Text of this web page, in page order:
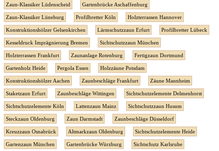
Zaun-Klassiker Lüdenscheid Gartenbrücke Aschaffenburg
Zaun-Klassiker Lüneburg Profilbretter Köln Holzterrassen Hannover
Konstruktionshölzer Gelsenkirchen Lärmschutzzaun Erfurt Profilbretter Lübeck
Kesseldruck Imprägnierung Bremen Sichtschutzzaun München
Holzterrassen Frankfurt Zaunanlage Rotenburg Fertigzaun Dortmund
Gartenholz Heide Pergola Essen Holzzäune Potsdam
Konstruktionshölzer Aachen Zaunbeschläge Frankfurt Zäune Mannheim
Staketzaun Erfurt Zaunbeschläge Wittingen Sichtschutzelemente Delmenhorst
Sichtschutzelemente Köln Lattenzaun Mainz Sichtschutzzaun Husum
Steckzaun Oldenburg Zaun Darmstadt Zaunbeschläge Düsseldorf
Kreuzzaun Osnabrück Altmarkzaun Oldenburg Sichtschutzelemente Heide
Gartenzaun München Gartenbrücke Würzburg Sichtschutz Karlsruhe